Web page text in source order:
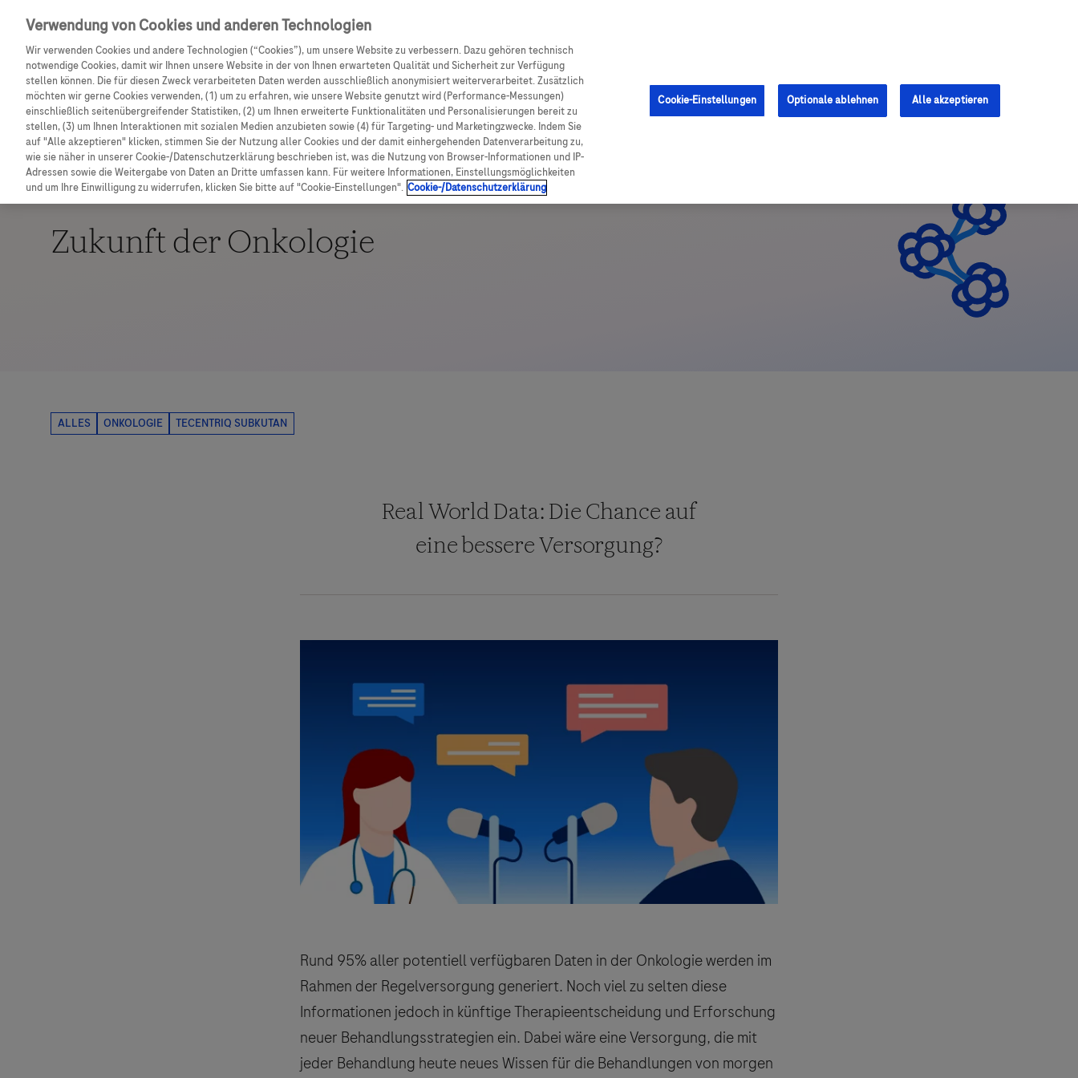
Entdecken Sie weitere exklusive Vorteile mit dem Fachportal
Zukunft der Onkologie
Real World Data: Die Chance auf
eine bessere Versorgung?
Rund 95% aller potentiell verfügbaren Daten in der Onkologie werden im
Rahmen der Regelversorgung generiert. Noch viel zu selten diese
Informationen jedoch in künftige Therapieentscheidung und Erforschung
neuer Behandlungsstrategien ein. Dabei wäre eine Versorgung, die mit
jeder Behandlung heute neues Wissen für die Behandlungen von morgen
Verwendung von Cookies und anderen Technologien
Wir verwenden Cookies und andere Technologien (“Cookies”), um unsere Website zu verbessern. Dazu gehören technisch
notwendige Cookies, damit wir Ihnen unsere Website in der von Ihnen erwarteten Qualität und Sicherheit zur Verfügung
stellen können. Die für diesen Zweck verarbeiteten Daten werden ausschließlich anonymisiert weiterverarbeitet. Zusätzlich
möchten wir gerne Cookies verwenden, (1) um zu erfahren, wie unsere Website genutzt wird (Performance-Messungen)
einschließlich seitenübergreifender Statistiken, (2) um Ihnen erweiterte Funktionalitäten und Personalisierungen bereit zu
stellen, (3) um Ihnen Interaktionen mit sozialen Medien anzubieten sowie (4) für Targeting- und Marketingzwecke. Indem Sie
auf "Alle akzeptieren" klicken, stimmen Sie der Nutzung aller Cookies und der damit einhergehenden Datenverarbeitung zu,
wie sie näher in unserer Cookie-/Datenschutzerklärung beschrieben ist, was die Nutzung von Browser-Informationen und IP-
Adressen sowie die Weitergabe von Daten an Dritte umfassen kann. Für weitere Informationen, Einstellungsmöglichkeiten
und um Ihre Einwilligung zu widerrufen, klicken Sie bitte auf "Cookie-Einstellungen". Cookie-/Datenschutzerklärung
Cookie-Einstellungen Optionale ablehnen Alle akzeptieren